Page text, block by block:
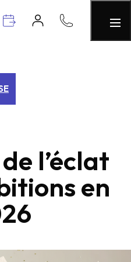
l’éclat
en